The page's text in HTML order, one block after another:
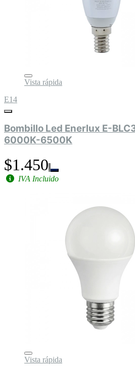
Vista rápida
E14
Bombillo Led Enerlux E-
6000K-6500K
$1.450
IVA Incluido
Vista rápida